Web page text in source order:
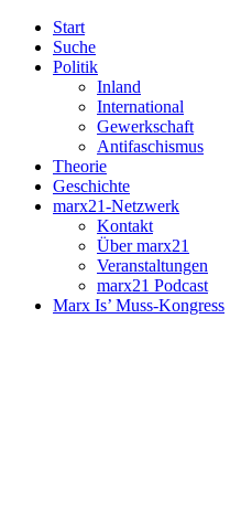
Start
Suche
Politik
Inland
International
Gewerkschaft
Antifaschismus
Theorie
Geschichte
marx21-Netzwerk
Kontakt
Über marx21
Veranstaltungen
marx21 Podcast
Marx Is’ Muss-Kongress